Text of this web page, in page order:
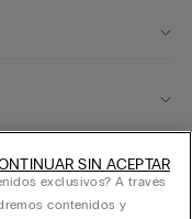
exclusivos? A través
contenidos y
SIN ACEPTAR